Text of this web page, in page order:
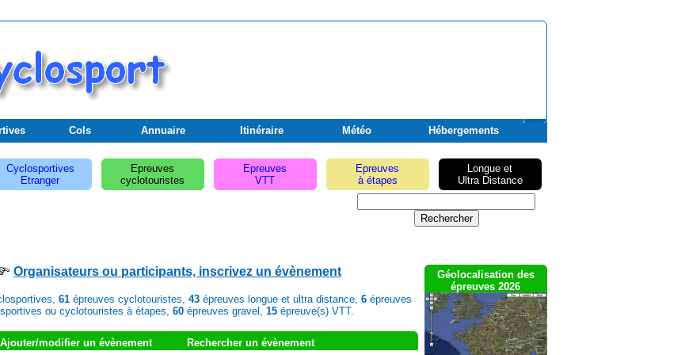
Cols Annuaire Itinéraire Météo Hébergements
Cyclosportives
Etranger
Epreuves
cyclotouristes
Epreuves
VTT
Epreuves
à étapes
Longue et
Ultra Distance
Organisateurs ou participants, inscrivez un évènement
61épreuves cyclotouristes, 43épreuves longue et ultra distance, 6épreuves
ou cyclotouristes à étapes, 60 épreuves gravel, 15 épreuve(s) VTT.
Ajouter/modifier un évènement Rechercher un évènement
Géolocalisation des
épreuves 2026